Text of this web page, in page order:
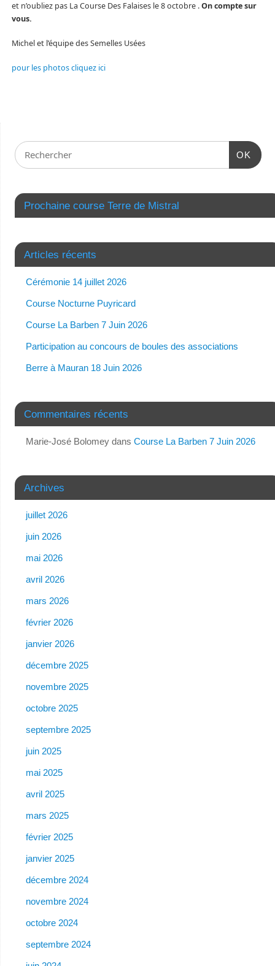
et n’oubliez pas La Course Des Falaises le 8 octobre .On compte sur
vous.
Michel et l’équipe des Semelles Usées
pour les photos cliquez ici
OK
Prochaine course Terre de Mistral
Articles récents
Cérémonie 14 juillet 2026
Course Nocturne Puyricard
Course La Barben 7 Juin 2026
Participation au concours de boules des associations
Berre à Mauran 18 Juin 2026
Commentaires récents
Marie-José Bolomeydans Course La Barben 7 Juin 2026
Archives
juillet 2026
juin 2026
mai 2026
avril 2026
mars 2026
février 2026
janvier 2026
décembre 2025
novembre 2025
octobre 2025
septembre 2025
juin 2025
mai 2025
avril 2025
mars 2025
février 2025
janvier 2025
décembre 2024
novembre 2024
octobre 2024
septembre 2024